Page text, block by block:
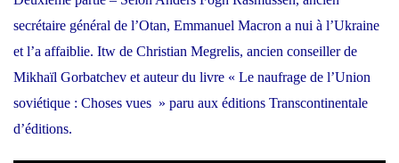
secrétaire général de l’Otan, Emmanuel Macron a nui à l’Ukraine
et l’a affaiblie. Itw de Christian Megrelis, ancien conseiller de
Mikhaïl Gorbatchev et auteur du livre « Le naufrage de l’Union
soviétique : Choses vues » paru aux éditions Transcontinentale
d’éditions.